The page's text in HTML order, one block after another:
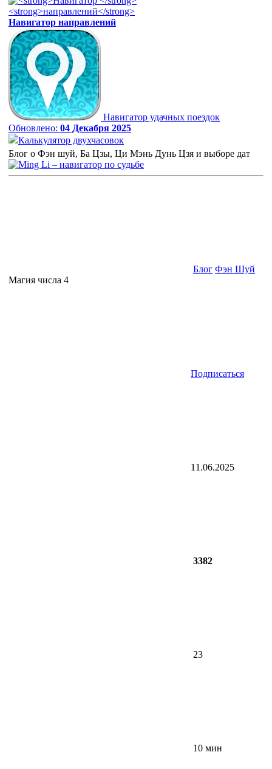
Навигатор направлений
Навигатор удачных поездок
Обновлено: 04 Декабря 2025
Калькулятор двухчасовок
Блог о Фэн шуй, Ба Цзы, Ци Мэнь Дунь Цзя и выборе дат
Блог Фэн Шуй
Магия числа 4
Подписаться
11.06.2025
3382
23
10 мин